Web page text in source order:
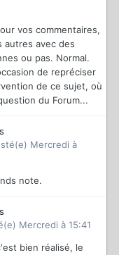
vos commentaires,
autres avec des
ou pas. Normal.
de repréciser
de ce sujet, où
du Forum...
Mercredi à
note.
Mercredi à 15:41
bien réalisé, le